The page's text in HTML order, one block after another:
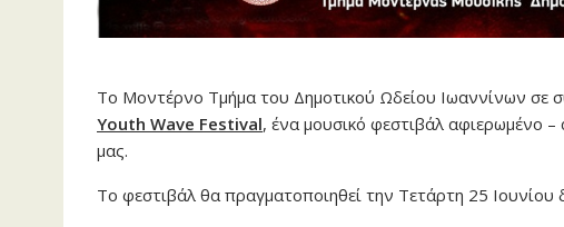
Το Μοντέρνο Τμήμα του Δημοτικού Ωδείου Ιωαννίνων σε
Youth Wave Festival, ένα μουσικό φεστιβάλ αφιερωμένο –
μας.
Το φεστιβάλ θα πραγματοποιηθεί την Τετάρτη 25